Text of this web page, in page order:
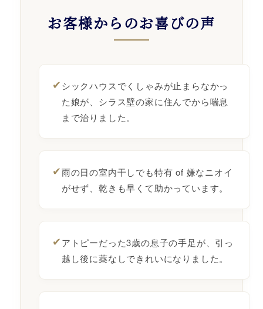
お客様からのお喜びの声
✔シックハウスでくしゃみが止まらなかっ
た娘が、シラス壁の家に住んでから喘息
まで治りました。
✔雨の日の室内干しでも特有 of 嫌なニオイ
がせず、乾きも早くて助かっています。
✔アトピーだった3歳の息子の手足が、引っ
越し後に薬なしできれいになりました。